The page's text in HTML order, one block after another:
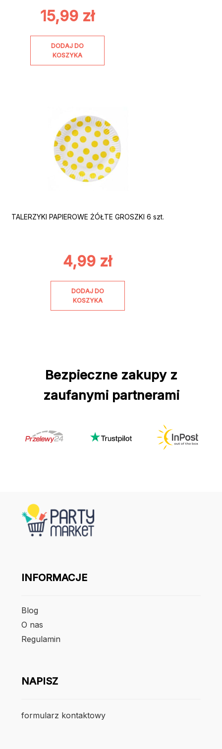
15,99 zł
DODAJ DO
KOSZYKA
TALERZYKI PAPIEROWE ŻÓŁTE GROSZKI 6 szt.
4,99 zł
DODAJ DO
KOSZYKA
Bezpieczne zakupy z
zaufanymi partnerami
INFORMACJE
Blog
O nas
Regulamin
NAPISZ
formularz kontaktowy